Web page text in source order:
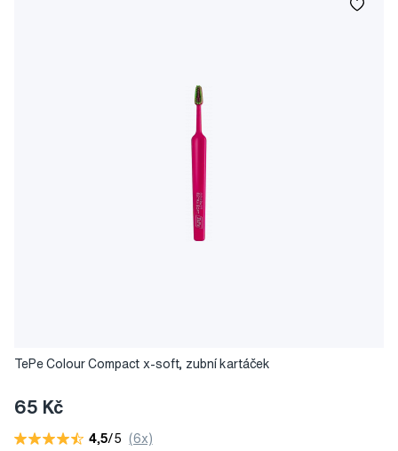
TePe Colour Compact x-soft, zubní kartáček
65 Kč
4,5/5 (6x)